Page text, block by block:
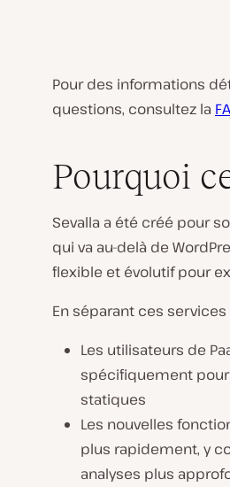
Pour des informations
questions, consultez la
Pourquoi
Sevalla a été créé pour
qui va au-delà de
flexible et évolutif pour
En séparant ces services
Les utilisateurs de
spécifiquement
statiques
Les nouvelles
plus rapidement, y
analyses plus